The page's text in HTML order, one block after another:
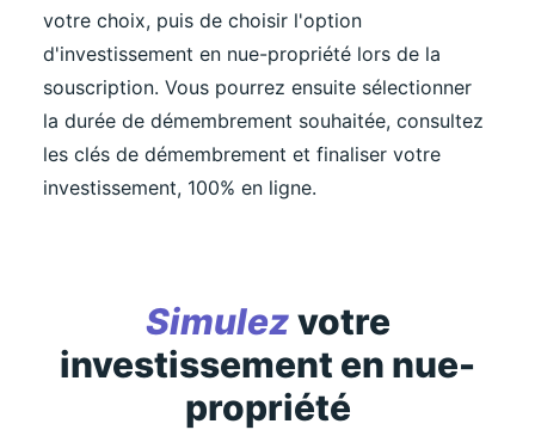
votre choix, puis de choisir l'option
d'investissement en nue-propriété lors de la
souscription. Vous pourrez ensuite sélectionner
la durée de démembrement souhaitée, consultez
les clés de démembrement et finaliser votre
investissement, 100% en ligne.
Simulezvotre
investissement en nue-
propriété